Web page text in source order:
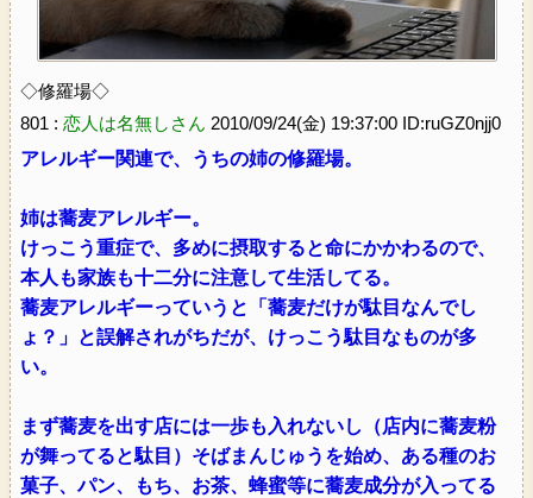
◇修羅場◇
801 : 恋人は名無しさん 2010/09/24(金) 19:37:00 ID:ruGZ0njj0
アレルギー関連で、うちの姉の修羅場。
姉は蕎麦アレルギー。
けっこう重症で、多めに摂取すると命にかかわるので、
本人も家族も十二分に注意して生活してる。
蕎麦アレルギーっていうと「蕎麦だけが駄目なんでし
ょ？」と誤解されがちだが、けっこう駄目なものが多
い。
まず蕎麦を出す店には一歩も入れないし（店内に蕎麦粉
が舞ってると駄目）そばまんじゅうを始め、ある種のお
菓子、パン、もち、お茶、蜂蜜等に蕎麦成分が入ってる